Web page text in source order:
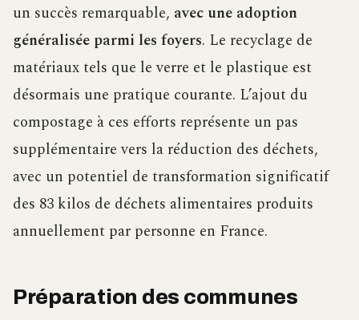
un succès remarquable, avec une adoption
généralisée parmi les foyers. Le recyclage de
matériaux tels que le verre et le plastique est
désormais une pratique courante. L’ajout du
compostage à ces efforts représente un pas
supplémentaire vers la réduction des déchets,
avec un potentiel de transformation significatif
des 83 kilos de déchets alimentaires produits
annuellement par personne en France.
Préparation des communes